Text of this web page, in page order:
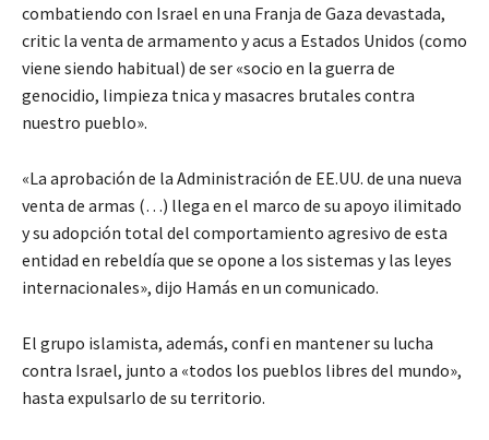
combatiendo con Israel en una Franja de Gaza devastada,
critic la venta de armamento y acus a Estados Unidos (como
viene siendo habitual) de ser «socio en la guerra de
genocidio, limpieza tnica y masacres brutales contra
nuestro pueblo».
«La aprobación de la Administración de EE.UU. de una nueva
venta de armas (…) llega en el marco de su apoyo ilimitado
y su adopción total del comportamiento agresivo de esta
entidad en rebeldía que se opone a los sistemas y las leyes
internacionales», dijo Hamás en un comunicado.
El grupo islamista, además, confi en mantener su lucha
contra Israel, junto a «todos los pueblos libres del mundo»,
hasta expulsarlo de su territorio.